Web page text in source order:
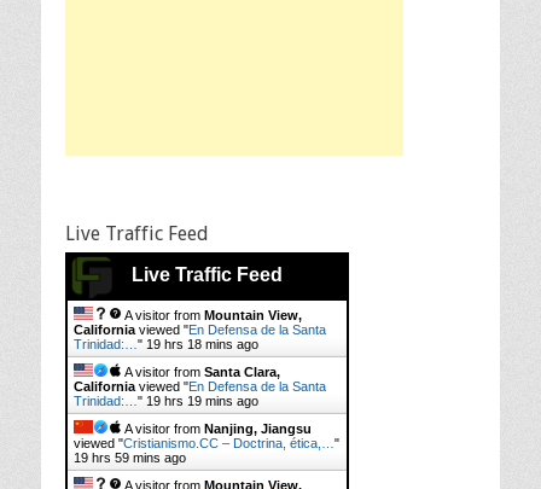
Live Traffic Feed
Live Traffic Feed
A visitor from Mountain View,
California viewed "En Defensa de la Santa
Trinidad:… " 19 hrs 18 mins ago
A visitor from Santa Clara,
California viewed "En Defensa de la Santa
Trinidad:… " 19 hrs 19 mins ago
A visitor from Nanjing, Jiangsu
viewed "Cristianismo.CC – Doctrina, ética,… "
19 hrs 59 mins ago
A visitor from Mountain View,